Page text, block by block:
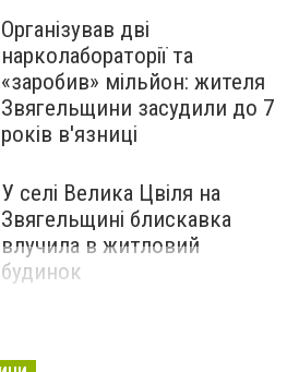
Організував дві
нарколабораторії та
«заробив» мільйон: жителя
Звягельщини засудили до 7
років в'язниці
У селі Велика Цвіля на
Звягельщині блискавка
влучила в житловий
будинок